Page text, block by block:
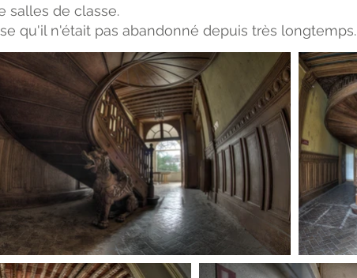
salles de classe.
qu'il n'était pas abandonné depuis très longtemps.